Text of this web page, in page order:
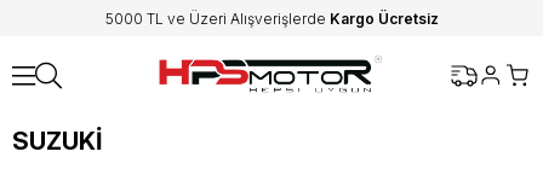
5000 TL ve Üzeri Alışverişlerde Kargo Ücretsiz
SUZUKI